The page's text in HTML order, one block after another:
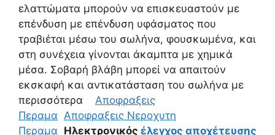
ελαττώματα μπορούν να επισκευαστούν με
επένδυση με επένδυση υφάσματος που
τραβιέται μέσω του σωλήνα, φουσκωμένα, και
στη συνέχεια γίνονται άκαμπτα με χημικά
μέσα. Σοβαρή βλάβη μπορεί να απαιτούν
εκσκαφή και αντικατάσταση του σωλήνα με
περισσότερα Αποφραξεις
Περαμα Αποφραξεις Νεροχυτη
Περαμα Ηλεκτρονικός έλεγχος αποχέτευσης